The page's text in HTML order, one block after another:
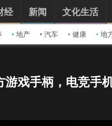
地产 汽车 健康 地
经 新闻 文化生活
戏手柄，电竞手